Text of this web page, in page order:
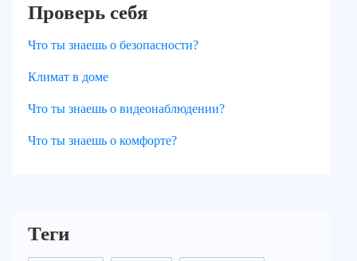
Проверь себя
Что ты знаешь о безопасности?
Климат в доме
Что ты знаешь о видеонаблюдении?
Что ты знаешь о комфорте?
Теги